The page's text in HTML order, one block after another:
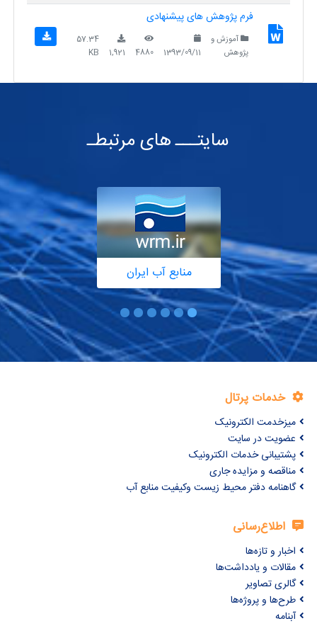
فرم پژوهش های پیشنهادی
آموزش و
پژوهش
1393/09/11
4880
1,921
57.34
KB
سایتـــ های مرتبطـ
منابع آب ایران
خدمات پرتال
میزخدمت الکترونیک
عضویت در سایت
پشتیبانی خدمات الکترونیک
مناقصه و مزایده جاری
گاهنامه دفتر محیط زیست وکیفیت منابع آب
اطلاع‌رسانی
اخبار و تازه‌ها
مقالات و یادداشت‌ها
گالری تصاویر
طرح‌ها و پروژه‌ها
آبنامه